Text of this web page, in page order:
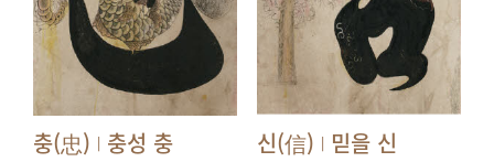
충(忠) | 충성 충 신(信) | 믿을 신